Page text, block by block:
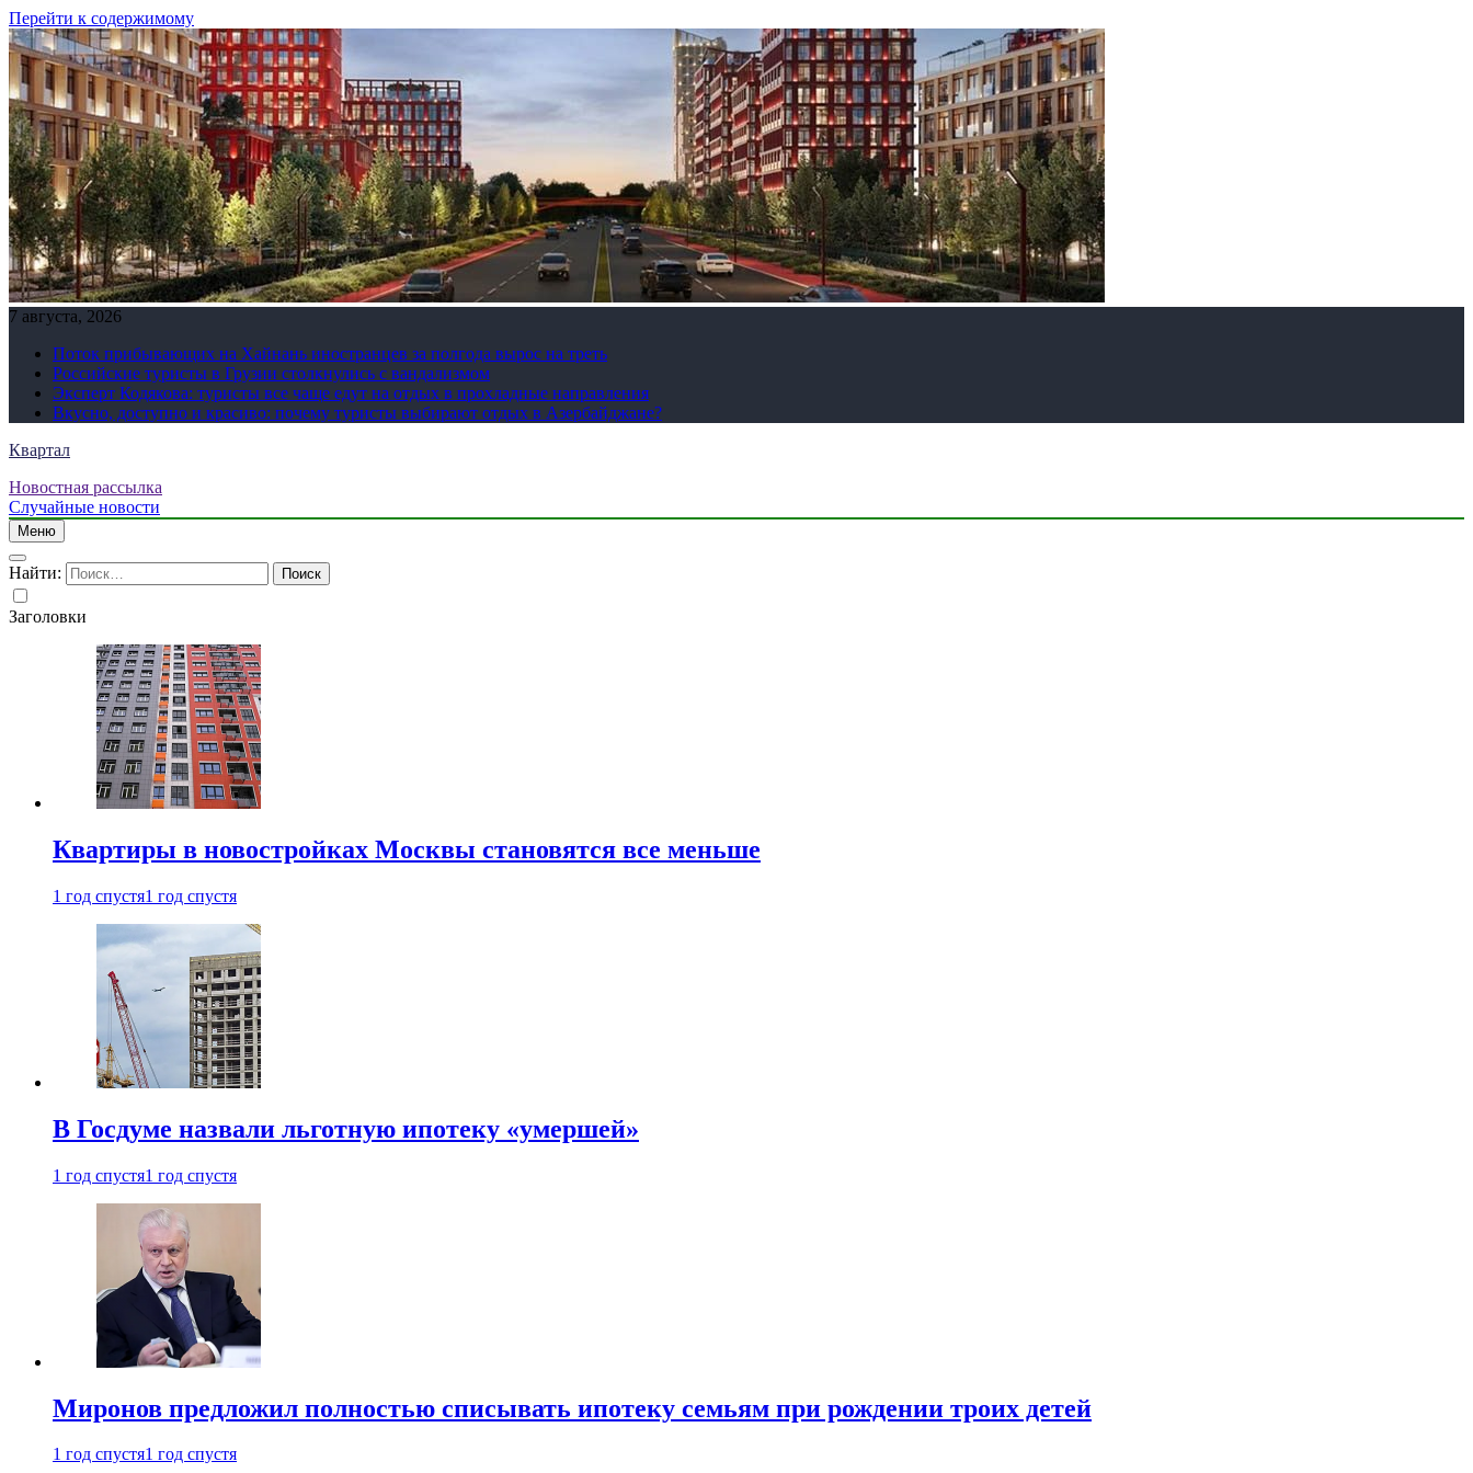
Перейти к содержимому
7 августа, 2026
Поток прибывающих на Хайнань иностранцев за полгода вырос на треть
Российские туристы в Грузии столкнулись с вандализмом
Эксперт Кодякова: туристы все чаще едут на отдых в прохладные направления
Вкусно, доступно и красиво: почему туристы выбирают отдых в Азербайджане?
Квартал
Новостная рассылка
Случайные новости
Меню
Найти:
Заголовки
Квартиры в новостройках Москвы становятся все меньше
1 год спустя1 год спустя
В Госдуме назвали льготную ипотеку «умершей»
1 год спустя1 год спустя
Миронов предложил полностью списывать ипотеку семьям при рождении троих детей
1 год спустя1 год спустя